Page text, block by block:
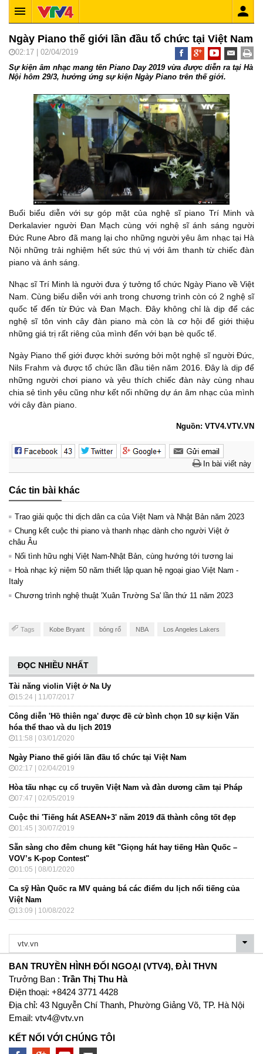
Ngày Piano thế giới lần đầu tổ chức tại Việt Nam
02:17 | 02/04/2019
Sự kiện âm nhạc mang tên Piano Day 2019 vừa được diễn ra tại Hà
Nội hôm 29/3, hưởng ứng sự kiện Ngày Piano trên thế giới.
Buổi biểu diễn với sự góp mặt của nghệ sĩ piano Trí Minh và
Derkalavier người Đan Mạch cùng với nghệ sĩ ánh sáng người
Đức Rune Abro đã mang lại cho những người yêu âm nhạc tại Hà
Nội những trải nghiệm hết sức thú vị với âm thanh từ chiếc đàn
piano và ánh sáng.
Nhạc sĩ Trí Minh là người đưa ý tưởng tổ chức Ngày Piano về Việt
Nam. Cùng biểu diễn với anh trong chương trình còn có 2 nghệ sĩ
quốc tế đến từ Đức và Đan Mạch. Đây không chỉ là dịp để các
nghệ sĩ tôn vinh cây đàn piano mà còn là cơ hội để giới thiệu
những giá trị rất riêng của mình đến với bạn bè quốc tế.
Ngày Piano thế giới được khởi sướng bởi một nghệ sĩ người Đức,
Nils Frahm và được tổ chức lần đầu tiên năm 2016. Đây là dịp để
những người chơi piano và yêu thích chiếc đàn này cùng nhau
chia sẻ tình yêu cũng như kết nối những dự án âm nhạc của mình
với cây đàn piano.
Nguồn: VTV4.VTV.VN
In bài viết này
Các tin bài khác
Trao giải quộc thi dịch dân ca của Việt Nam và Nhật Bản năm 2023
Chung kết cuộc thi piano và thanh nhạc dành cho người Việt ở
châu Âu
Nối tình hữu nghị Việt Nam-Nhật Bản, cùng hướng tới tương lai
Hoà nhạc kỷ niệm 50 năm thiết lập quan hệ ngoại giao Việt Nam -
Italy
Chương trình nghệ thuật 'Xuân Trường Sa' lần thứ 11 năm 2023
Tags Kobe Bryant bóng rổ NBA Los Angeles Lakers
ĐỌC NHIỀU NHẤT
Tài năng violin Việt ở Na Uy
15:24 | 11/07/2017
Công diễn 'Hồ thiên nga' được đề cử bình chọn 10 sự kiện Văn
hóa thể thao và du lịch 2019
11:58 | 03/01/2020
Ngày Piano thế giới lần đầu tổ chức tại Việt Nam
02:17 | 02/04/2019
Hòa tấu nhạc cụ cổ truyền Việt Nam và đàn dương cầm tại Pháp
07:47 | 02/05/2019
Cuộc thi 'Tiếng hát ASEAN+3' năm 2019 đã thành công tốt đẹp
01:45 | 30/07/2019
Sẵn sàng cho đêm chung kết "Giọng hát hay tiếng Hàn Quốc –
VOV’s K-pop Contest"
01:05 | 08/01/2020
Ca sỹ Hàn Quốc ra MV quảng bá các điểm du lịch nổi tiếng của
Việt Nam
13:09 | 10/08/2022
BAN TRUYỀN HÌNH ĐỐI NGOẠI (VTV4), ĐÀI THVN
Trưởng Ban : Trần Thị Thu Hà
Ðiện thoại: +8424 3771 4428
Địa chỉ: 43 Nguyễn Chí Thanh, Phường Giảng Võ, TP. Hà Nội
Email: vtv4@vtv.vn
KẾT NỐI VỚI CHÚNG TÔI